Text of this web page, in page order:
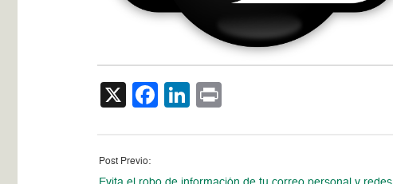
X Facebook
LinkedIn
Post Previo: